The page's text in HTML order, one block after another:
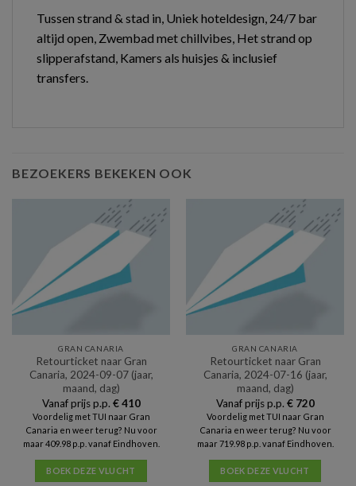
Tussen strand & stad in, Uniek hoteldesign, 24/7 bar
altijd open, Zwembad met chillvibes, Het strand op
slipperafstand, Kamers als huisjes & inclusief
transfers.
BEZOEKERS BEKEKEN OOK
GRAN CANARIA
Retourticket naar Gran
Canaria, 2024-09-07 (jaar,
maand, dag)
Vanaf prijs p.p. €410
Voordelig met TUI naar Gran
Canaria en weer terug? Nu voor
maar 409.98 p.p. vanaf Eindhoven.
BOEK DEZE VLUCHT
GRAN CANARIA
Retourticket naar Gran
Canaria, 2024-07-16 (jaar,
maand, dag)
Vanaf prijs p.p. €720
Voordelig met TUI naar Gran
Canaria en weer terug? Nu voor
maar 719.98 p.p. vanaf Eindhoven.
BOEK DEZE VLUCHT